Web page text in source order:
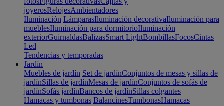
joyerosRelojesAmbientadores
Iluminación LámparasIluminación decorativaIluminación para
mueblesIluminación para dormitorioIluminación
exteriorGuirnaldasBalizasSmart LightBombillasFocosCintas
Led
Tendencias y temporadas
Jardín
Muebles de jardín Set de jardínConjuntos de mesas y sillas de
jardínSillas de jardínMesas de jardínConjuntos de sofás de
jardínSofás jardínBancos de jardínSillas colgantes
Hamacas y tumbonas BalancinesTumbonasHamacas